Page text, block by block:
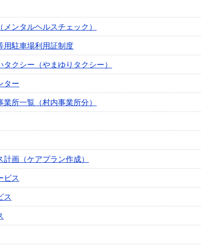
メンタルヘルスチェック）
用駐車場利用証制度
タクシー（やまゆりタクシー）
ター
所一覧（村内事業所分）
計画（ケアプラン作成）
ビス
ス